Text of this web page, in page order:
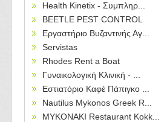
Health Kinetix - Συμπληρ...
BEETLE PEST CONTROL
Εργαστήριο Βυζαντινής Αγ...
Servistas
Rhodes Rent a Boat
Γυναικολογική Κλινική - ...
Εστιατόριο Καφέ Πάπιγκο ...
Nautilus Mykonos Greek R...
MYKONAKI Restaurant Kokk...